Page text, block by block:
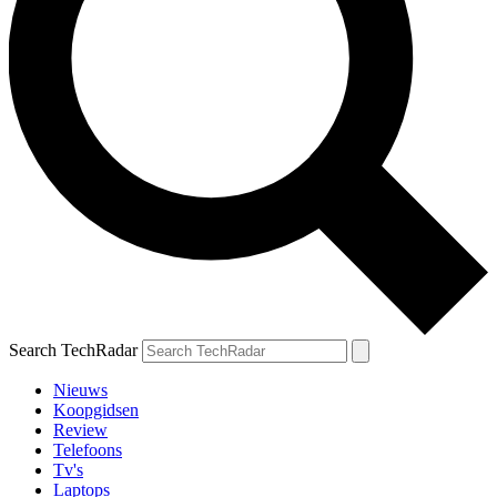
Search TechRadar
Nieuws
Koopgidsen
Review
Telefoons
Tv's
Laptops